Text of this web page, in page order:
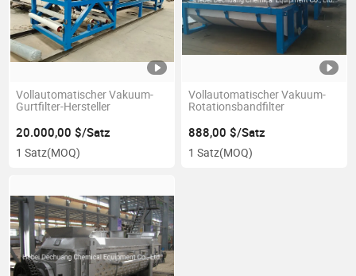
Vollautomatischer Vakuum-
Gurtfilter-Hersteller
20.000,00 $/Satz
1 Satz(MOQ)
Vollautomatischer Vakuum-
Rotationsbandfilter
888,00 $/Satz
1 Satz(MOQ)